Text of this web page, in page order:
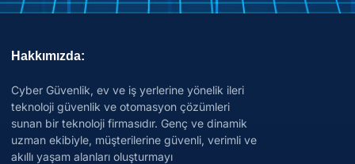
Hakkımızda:
Cyber Güvenlik, ev ve iş yerlerine yönelik ileri
teknoloji güvenlik ve otomasyon çözümleri
sunan bir teknoloji firmasıdır. Genç ve dinamik
uzman ekibiyle, müşterilerine güvenli, verimli ve
akıllı yaşam alanları oluşturmayı